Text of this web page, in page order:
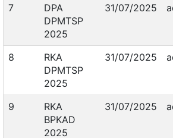
7
DPA
DPMTSP
2025
31/07/2025
8
RKA
DPMTSP
2025
31/07/2025
9
RKA
BPKAD
2025
31/07/2025